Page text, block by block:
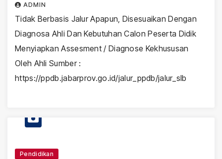
ADMIN
Tidak Berbasis Jalur Apapun, Disesuaikan Dengan
Diagnosa Ahli Dan Kebutuhan Calon Peserta Didik
Menyiapkan Assesment / Diagnose Kekhususan
Oleh Ahli Sumber :
https://ppdb.jabarprov.go.id/jalur_ppdb/jalur_slb
Pendidikan